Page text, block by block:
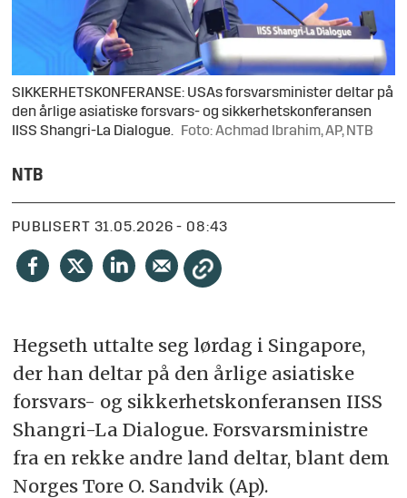
SIKKERHETSKONFERANSE: USAs forsvarsminister deltar på
den årlige asiatiske forsvars- og sikkerhetskonferansen
IISS Shangri-La Dialogue.
Foto: Achmad Ibrahim, AP, NTB
NTB
PUBLISERT 31.05.2026 - 08:43
Hegseth uttalte seg lørdag i Singapore,
der han deltar på den årlige asiatiske
forsvars- og sikkerhetskonferansen IISS
Shangri-La Dialogue. Forsvarsministre
fra en rekke andre land deltar, blant dem
Norges Tore O. Sandvik (Ap).